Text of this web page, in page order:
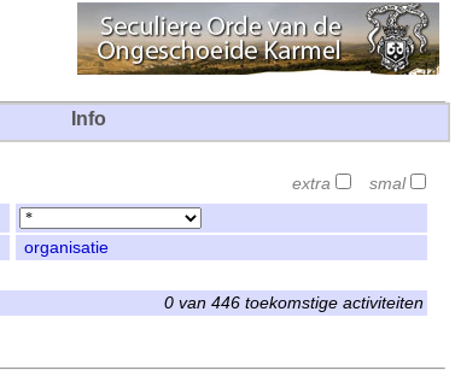
Info
extra smal
organisatie
0 van 446 toekomstige activiteiten